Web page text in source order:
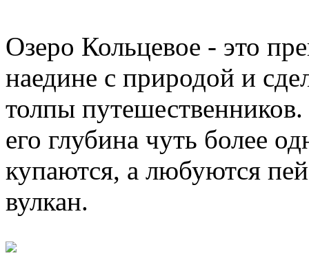
Озеро Кольцевое - это
наедине с природой и
толпы путешественников.
его глубина чуть более
купаются, а любуются
вулкан.